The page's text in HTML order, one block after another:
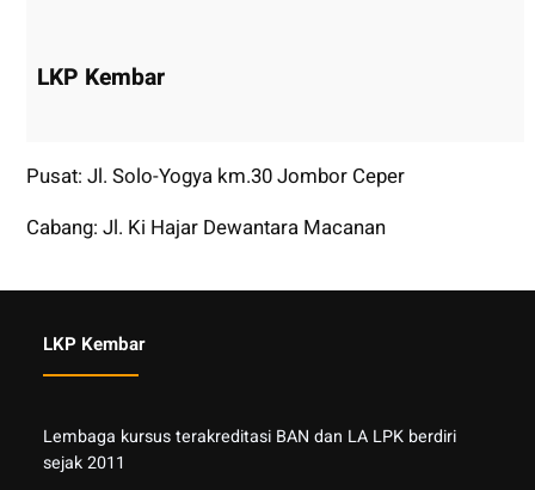
LKP Kembar
Pusat: Jl. Solo-Yogya km.30 Jombor Ceper
Cabang: Jl. Ki Hajar Dewantara Macanan
LKP Kembar
Lembaga kursus terakreditasi BAN dan LA LPK berdiri
sejak 2011